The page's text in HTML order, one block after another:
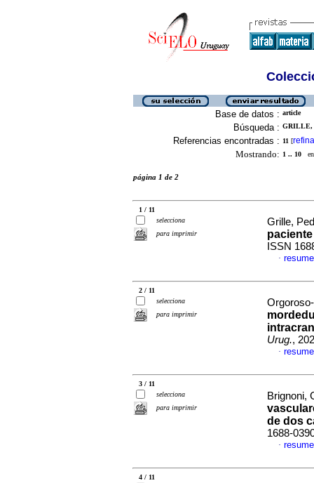
Base de datos : article
Búsqueda : GRILLE,
Referencias encontradas : 11 [
Mostrando: 1 .. 10 en
página 1 de 2
1 / 11
selecciona
para imprimir
Grille,
ISSN
·
2 / 11
selecciona
para imprimir
Urug.,
·
3 / 11
selecciona
para imprimir
Brignoni,
de dos
1688-
·
4 / 11